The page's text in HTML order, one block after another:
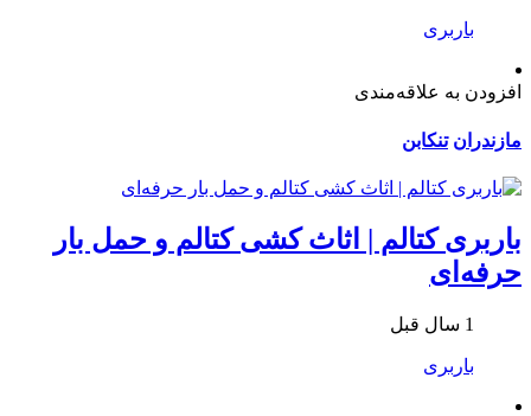
باربری
افزودن به علاقه‌مندی
مازندران تنکابن
باربری کتالم | اثاث کشی کتالم و حمل بار
حرفه‌ای
1 سال قبل
باربری